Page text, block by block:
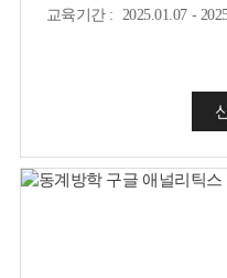
교육기간: 2025.01.07 -